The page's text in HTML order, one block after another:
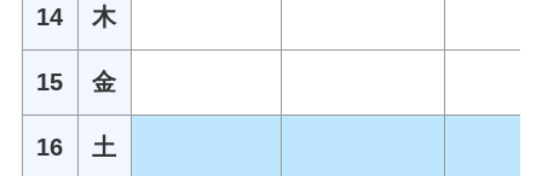
14 木
15 金
16 土